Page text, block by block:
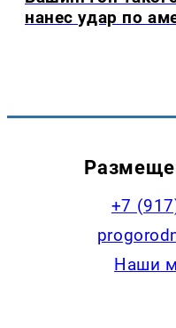
нанес удар по
+7
Наши